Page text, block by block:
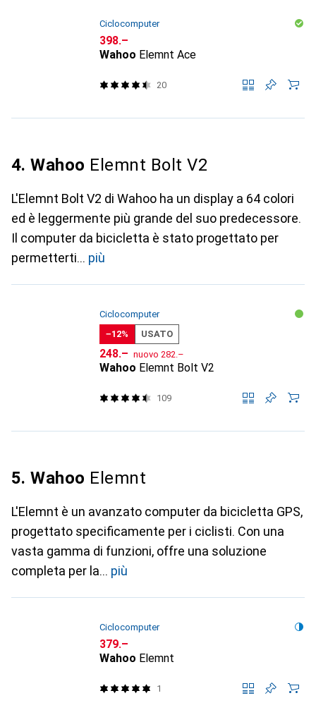
Ciclocomputer
CHF
398.–
Wahoo Elemnt Ace
20
4. Wahoo Elemnt Bolt V2
L'Elemnt Bolt V2 di Wahoo ha un display a 64 colori
ed è leggermente più grande del suo predecessore.
Il computer da bicicletta è stato progettato per
permetterti
più
Ciclocomputer
−12%
USATO
CHF
248.– nuovo CHF
282.–
Wahoo Elemnt Bolt V2
109
5. Wahoo Elemnt
L'Elemnt è un avanzato computer da bicicletta GPS,
progettato specificamente per i ciclisti. Con una
vasta gamma di funzioni, offre una soluzione
completa per la
più
Ciclocomputer
CHF
379.–
Wahoo Elemnt
1